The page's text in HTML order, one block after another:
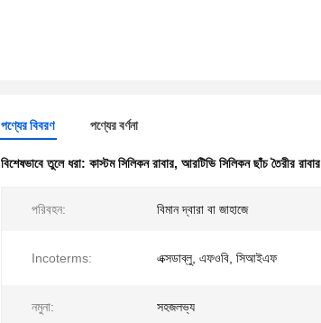
পণ্যের বিবরণ পণ্যের বর্ণনা
বিশেষভাবে তুলে ধরা: কাস্টম সিলিকন রাবার, আরটিভি সিলিকন ছাঁচ তৈরীর রাবার
পরিবহন: বিমান দ্বারা বা জাহাজে
Incoterms: এক্সডাব্লু, এফওবি, সিআইএফ
নমুনা: সহজলভ্য